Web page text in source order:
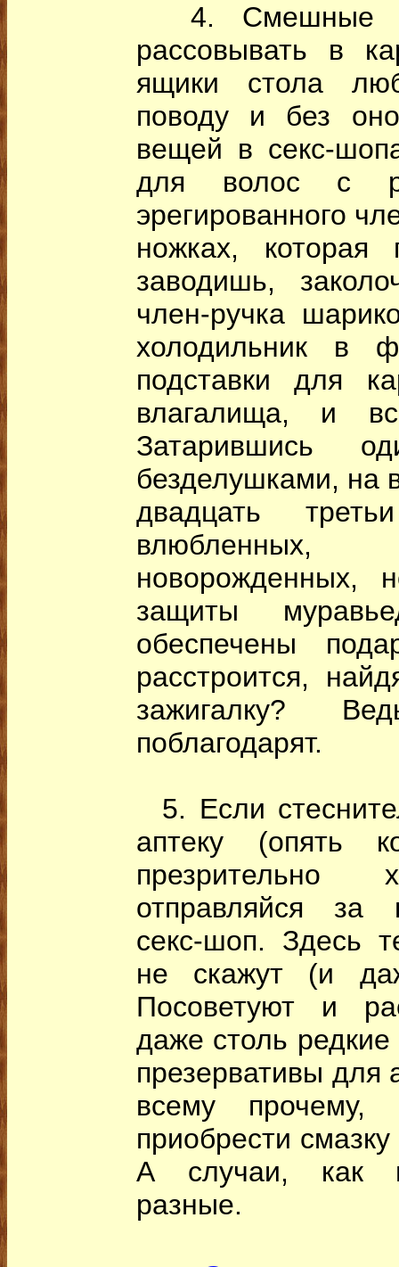
4. Смешные
рассовывать в
ящики стола
поводу и без
вещей в секс-
для волос с
эрегированного
ножках, которая
заводишь,
член-ручка
холодильник в
подставки для
влагалища, и
Затарившись
безделушками, на
двадцать
влюбленных,
новорожденных,
защиты
обеспечены
расстроится,
зажигалку?
поблагодарят.
5. Если
аптеку (опять
презрительно
отправляйся за
секс-шоп. Здесь
не скажут (и
Посоветуют и
даже столь
презервативы для
всему
приобрести
А случаи, как
разные.